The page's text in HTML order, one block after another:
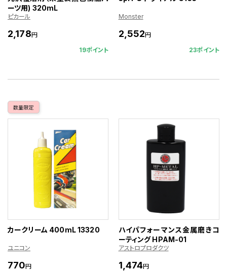
ーツ用) 320mL
ピカール
2,178円
19ポイント
Monster
2,552円
23ポイント
数量限定
カークリーム 400mL 13320
ユニコン
770円
ハイパフォーマンス金属磨きコ
ーティング HPAM-01
アストロプロダクツ
1,474円